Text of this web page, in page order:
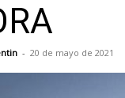
- 20 de mayo de 2021